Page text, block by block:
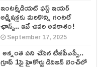
ఇంటర్మీడియట్ ఫస్ట్‌ ఇయర్‌
అడ్మిషన్లకు మరికొన్ని గంటలే
ఛాన్స్‌.. ఇదే చివరి అవకాశం!
September 17, 2025
అన్నంత పని చేసిన టీజీపీఎస్సీ..
గ్రూప్‌ 1పై హైకోర్టు డివిజన్‌ బెంచ్‌లో